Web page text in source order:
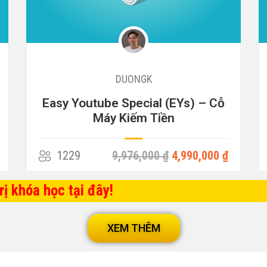
DUONGK
CAPCUT từ A – Z (Đang cập nhật)
979 3,000,000 ₫779,000 ₫
khóa học tại đây!
XEM THÊM